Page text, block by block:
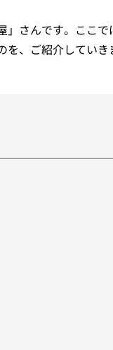
」さんです。ここで
、ご紹介していき